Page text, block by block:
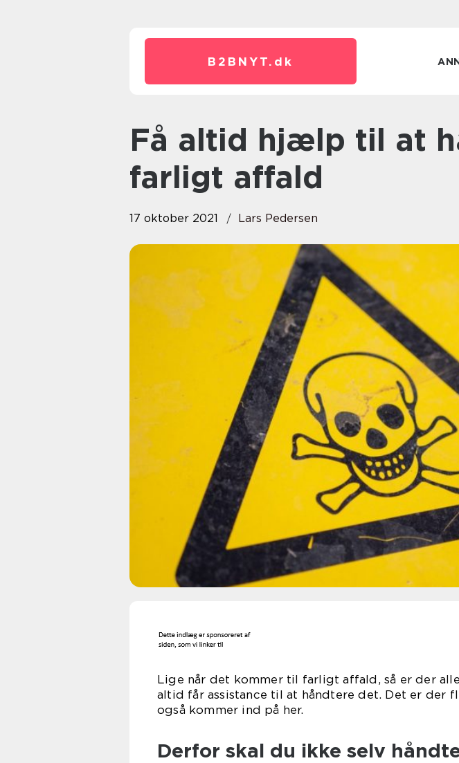
B2BNYT. dk
Få altid hjælp til at håndtere
farligt affald
17 oktober 2021 Lars Pedersen
Lige når det kommer til farligt affald, så er der
altid får assistance til at håndtere det. Det er der
også kommer
Derfor skal du ikke selv